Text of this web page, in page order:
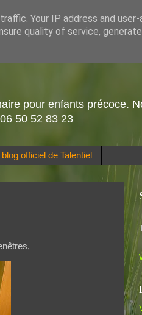
pour enfants précoce.
50 52 83 23
blog officiel de Talentiel
Your IP address and
quality of service,